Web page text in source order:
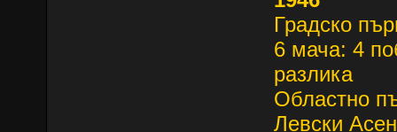
Градско
6 мача: 4
разлика
Областно
Левски